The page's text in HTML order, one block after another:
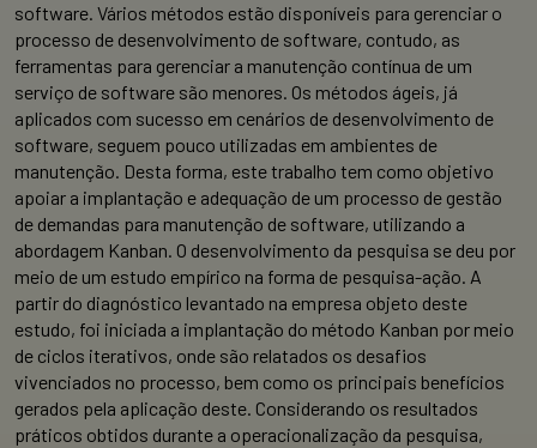
software. Vários métodos estão disponíveis para gerenciar o
processo de desenvolvimento de software, contudo, as
ferramentas para gerenciar a manutenção contínua de um
serviço de software são menores. Os métodos ágeis, já
aplicados com sucesso em cenários de desenvolvimento de
software, seguem pouco utilizadas em ambientes de
manutenção. Desta forma, este trabalho tem como objetivo
apoiar a implantação e adequação de um processo de gestão
de demandas para manutenção de software, utilizando a
abordagem Kanban. O desenvolvimento da pesquisa se deu por
meio de um estudo empírico na forma de pesquisa-ação. A
partir do diagnóstico levantado na empresa objeto deste
estudo, foi iniciada a implantação do método Kanban por meio
de ciclos iterativos, onde são relatados os desafios
vivenciados no processo, bem como os principais benefícios
gerados pela aplicação deste. Considerando os resultados
práticos obtidos durante a operacionalização da pesquisa,